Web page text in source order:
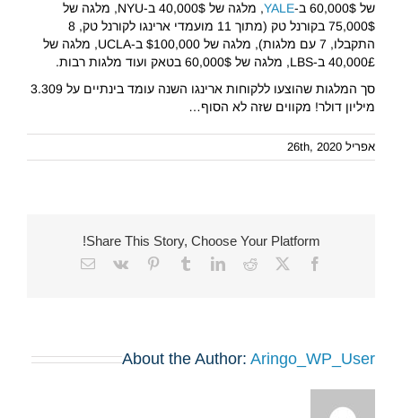
של 60,000$ ב-
YALE
, מלגה של 40,000$ ב-NYU, מלגה של
75,000$ בקורנל טק (מתוך 11 מועמדי ארינגו לקורנל טק, 8
התקבלו, 7 עם מלגות), מלגה של $100,000 ב-UCLA, מלגה של
40,000£ ב-LBS, מלגה של 60,000$ בטאק ועוד מלגות רבות.
סך המלגות שהוצעו ללקוחות ארינגו השנה עומד בינתיים על 3.309
מיליון דולר! מקווים שזה לא הסוף…
אפריל 26th, 2020
Share This Story, Choose Your Platform!
Facebook
X
Reddit
LinkedIn
Tumblr
Pinterest
Vk
Email
About the Author: Aringo_WP_User